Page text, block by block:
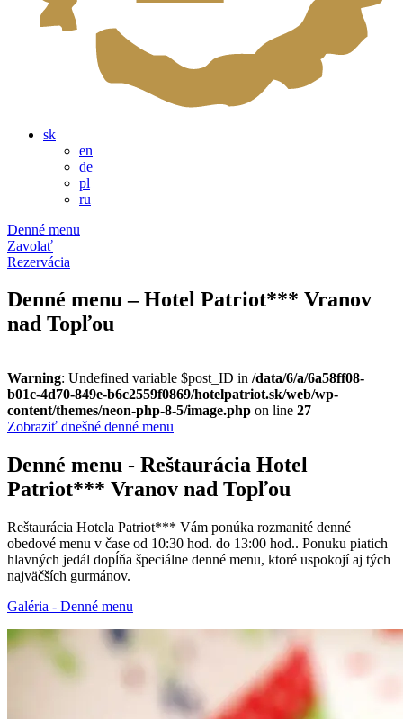
sk
en
de
pl
ru
Denné menu
Zavolať
Rezervácia
Denné menu – Hotel Patriot*** Vranov
nad Topľou
Warning: Undefined variable $post_ID in /data/6/a/6a58ff08-
b01c-4d70-849e-b6c2559f0869/hotelpatriot.sk/web/wp-
content/themes/neon-php-8-5/image.php on line 27
Zobraziť dnešné denné menu
Denné menu - Reštaurácia Hotel
Patriot*** Vranov nad Topľou
Reštaurácia Hotela Patriot*** Vám ponúka rozmanité denné
obedové menu v čase od 10:30 hod. do 13:00 hod.. Ponuku piatich
hlavných jedál dopĺňa špeciálne denné menu, ktoré uspokojí aj tých
najväčších gurmánov.
Galéria - Denné menu